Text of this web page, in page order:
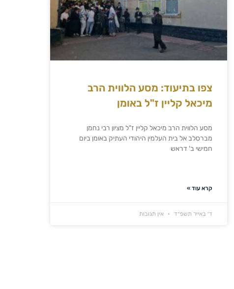
צפו בתיעוד: מסע הלווית הרב
מיכאל קליין ז"ל באומן
מסע הלווית הרב מיכאל קליין ז"ל מציון רבי נחמן
מברסלב אל בית העלמין היהודי העתיק באומן ביום
חמישי ב' דראש
קרא עוד »
ד׳ באייר תשפ״ד אין תגובות